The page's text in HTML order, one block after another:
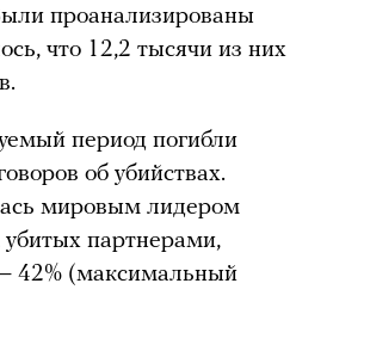
проанализированы
что 12,2 тысячи из них
период погибли
об убийствах.
мировым лидером
партнерами,
42% (максимальный